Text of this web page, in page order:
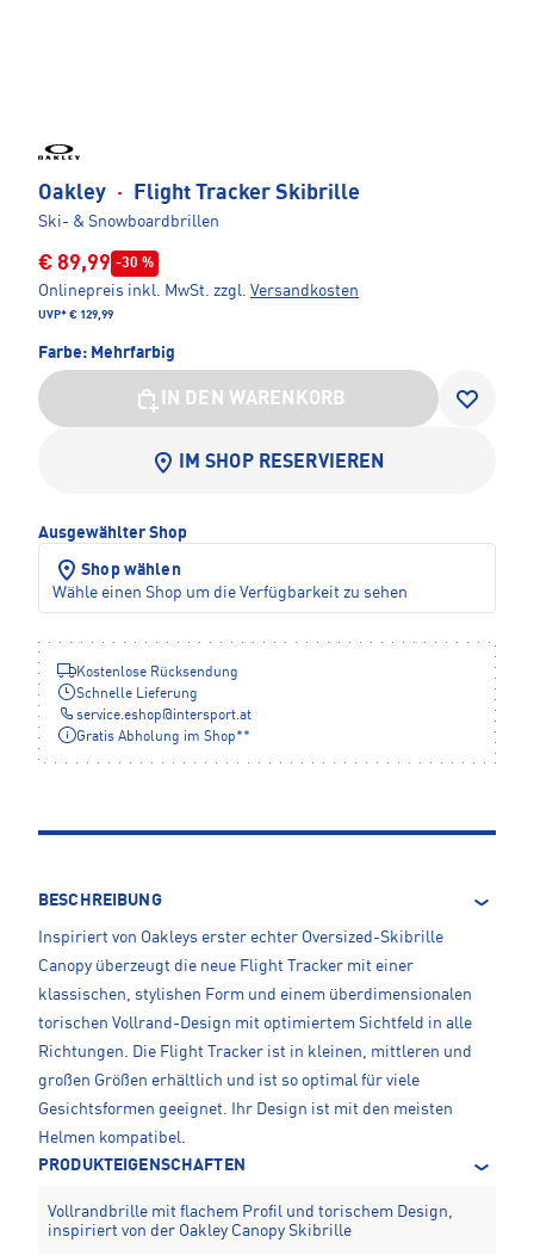
Oakley · Flight Tracker Skibrille
Ski- & Snowboardbrillen
€ 89,99 -30 %
Onlinepreis inkl. MwSt. zzgl. Versandkosten
UVP* € 129,99
Farbe: Mehrfarbig
IN DEN WARENKORB
IM SHOP RESERVIEREN
Ausgewählter Shop
Shop wählen
Wähle einen Shop um die Verfügbarkeit zu sehen
Kostenlose Rücksendung
Schnelle Lieferung
service.eshop@intersport.at
Gratis Abholung im Shop**
BESCHREIBUNG
Inspiriert von Oakleys erster echter Oversized-Skibrille
Canopy überzeugt die neue Flight Tracker mit einer
klassischen, stylishen Form und einem überdimensionalen
torischen Vollrand-Design mit optimiertem Sichtfeld in alle
Richtungen. Die Flight Tracker ist in kleinen, mittleren und
großen Größen erhältlich und ist so optimal für viele
Gesichtsformen geeignet. Ihr Design ist mit den meisten
Helmen kompatibel.
PRODUKTEIGENSCHAFTEN
Vollrandbrille mit flachem Profil und torischem Design,
inspiriert von der Oakley Canopy Skibrille